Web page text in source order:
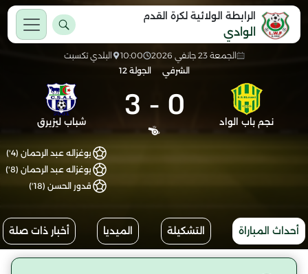
الرابطة الولائية لكرة القدم
الوادي
الجمعة 23 جانفي 2026 10:00
البلدي تكسبت
الشرفي
الجولة 12
نجم باب الواد 0
-
3 شباب ليزيرق
بوغزاله عبد الرحمان (4')
بوغزاله عبد الرحمان (8')
قدور الحسن (18')
أحداث المباراة التشكيلة الميديا أخبار ذات صلة